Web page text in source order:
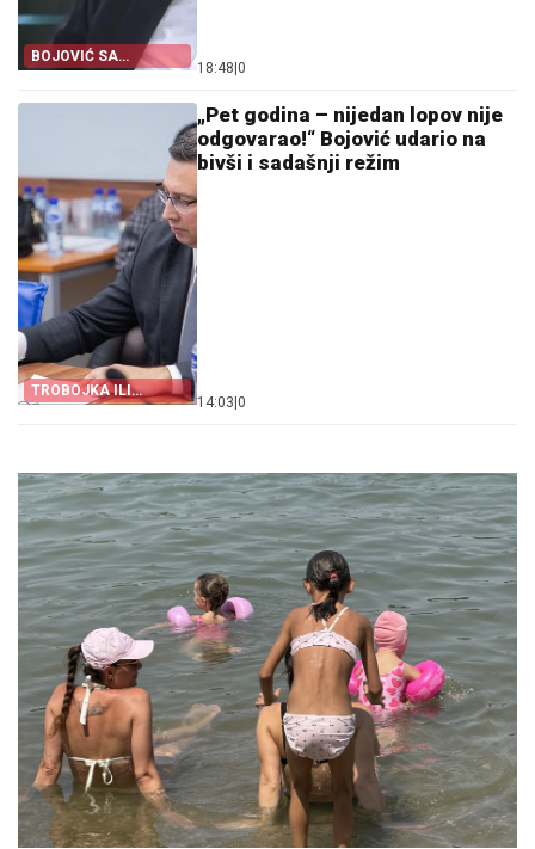
BOJOVIĆ SA
PIRLITORA
18:48 0
TROBOJKA ILI
FOTELJE
„Pet godina – nijedan lopov nije
odgovarao!“ Bojović udario na
bivši i sadašnji režim
14:03 0